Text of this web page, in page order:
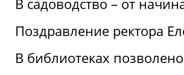
В садоводство – от
Поздравление ректора
В библиотеках